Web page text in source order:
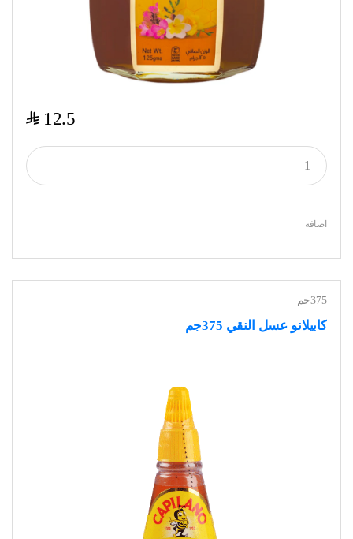
12.5
$
اضافة
375جم
كابيلانو عسل النقي 375جم